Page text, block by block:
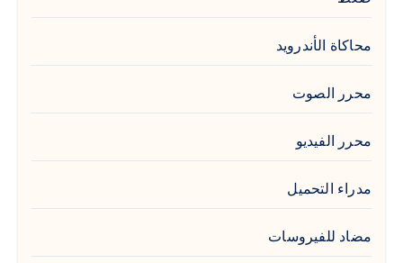
محاكاة الأندرويد
محرر الصوت
محرر الفيديو
مدراء التحميل
مضاد للفيروسات